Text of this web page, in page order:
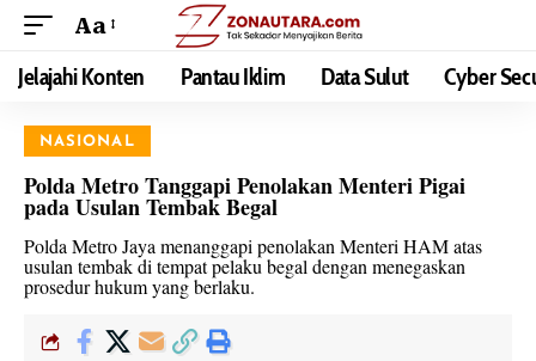
Aa
Jelajahi Konten Pantau Iklim Data Sulut Cyber
NASIONAL
Polda Metro Tanggapi Penolakan Menteri Pigai
pada Usulan Tembak Begal
Polda Metro Jaya menanggapi penolakan Menteri HAM atas
usulan tembak di tempat pelaku begal dengan menegaskan
prosedur hukum yang berlaku.